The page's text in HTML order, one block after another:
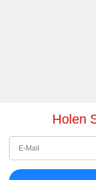
Holen